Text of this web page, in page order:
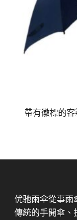
帶有徽標的
优驰雨伞從事雨
傳統的手開傘、